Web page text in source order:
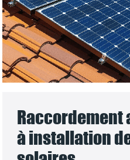
Raccordement
à installation